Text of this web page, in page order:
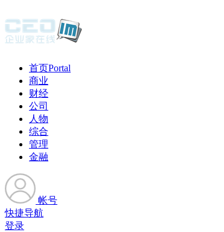
首页Portal
商业
财经
公司
人物
综合
管理
金融
帐号
快捷导航
登录